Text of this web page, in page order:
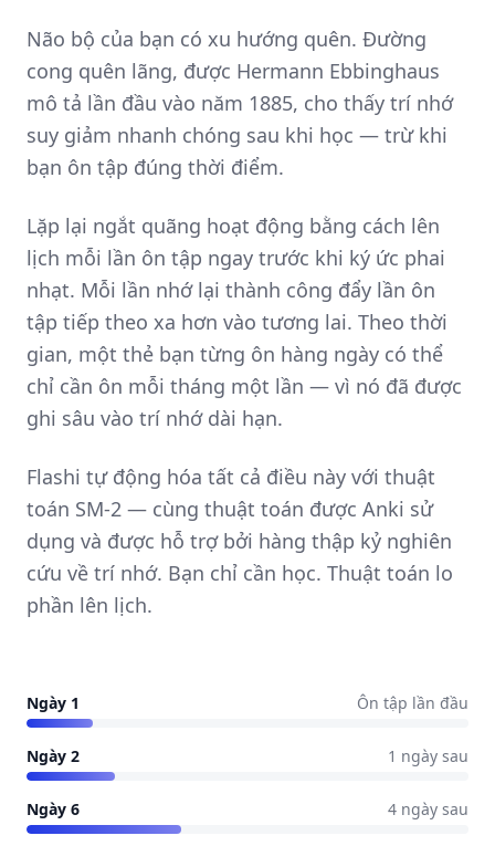
Não bộ của bạn có xu hướng quên. Đường
cong quên lãng, được Hermann Ebbinghaus
mô tả lần đầu vào năm 1885, cho thấy trí nhớ
suy giảm nhanh chóng sau khi học — trừ khi
bạn ôn tập đúng thời điểm.
Lặp lại ngắt quãng hoạt động bằng cách lên
lịch mỗi lần ôn tập ngay trước khi ký ức phai
nhạt. Mỗi lần nhớ lại thành công đẩy lần ôn
tập tiếp theo xa hơn vào tương lai. Theo thời
gian, một thẻ bạn từng ôn hàng ngày có thể
chỉ cần ôn mỗi tháng một lần — vì nó đã được
ghi sâu vào trí nhớ dài hạn.
Flashi tự động hóa tất cả điều này với thuật
toán SM-2 — cùng thuật toán được Anki sử
dụng và được hỗ trợ bởi hàng thập kỷ nghiên
cứu về trí nhớ. Bạn chỉ cần học. Thuật toán lo
phần lên lịch.
Ngày 1 Ôn tập lần đầu
Ngày 2 1 ngày sau
Ngày 6 4 ngày sau